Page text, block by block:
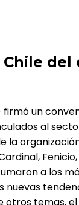
del
un
al
a
temas,